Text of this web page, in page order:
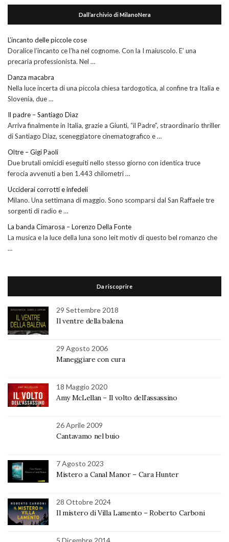
Dall’archivio di MilanoNera
L’incanto delle piccole cose
Doralice l’incanto ce l’ha nel cognome. Con la I maiuscolo. E’ una
precaria professionista. Nel …
Danza macabra
Nella luce incerta di una piccola chiesa tardogotica, al confine tra Italia e
Slovenia, due …
Il padre – Santiago Dìaz
Arriva finalmente in Italia, grazie a Giunti, “il Padre”, straordinario thriller
di Santiago Diaz, sceneggiatore cinematografico e …
Oltre – Gigi Paoli
Due brutali omicidi eseguiti nello stesso giorno con identica truce
ferocia avvenuti a ben 1.443 chilometri …
Ucciderai corrotti e infedeli
Milano. Una settimana di maggio. Sono scomparsi dal San Raffaele tre
sorgenti di radio e …
La banda Cimarosa – Lorenzo Della Fonte
La musica e la luce della luna sono leit motiv di questo bel romanzo che
…
Da riscoprire
29 Settembre 2018
Il ventre della balena
29 Agosto 2006
Maneggiare con cura
18 Maggio 2020
Amy McLellan – Il volto dell’assassino
26 Aprile 2009
Cantavamo nel buio
7 Agosto 2023
Mistero a Canal Manor – Cara Hunter
28 Ottobre 2024
Il mistero di Villa Lamento – Roberto Carboni
5 Dicembre 2014